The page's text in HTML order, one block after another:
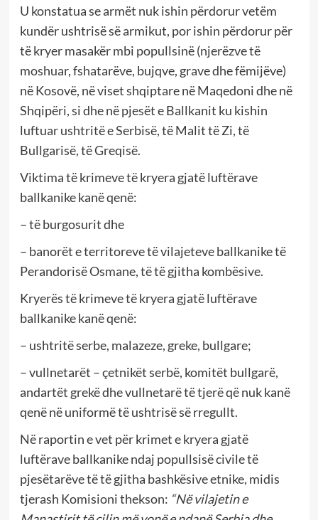
U konstatua se armët nuk ishin përdorur vetëm
kundër ushtrisë së armikut, por ishin përdorur për
të kryer masakër mbi popullsinë (njerëzve të
moshuar, fshatarëve, bujqve, grave dhe fëmijëve)
në Kosovë, në viset shqiptare në Maqedoni dhe në
Shqipëri, si dhe në pjesët e Ballkanit ku kishin
luftuar ushtritë e Serbisë, të Malit të Zi, të
Bullgarisë, të Greqisë.
Viktima të krimeve të kryera gjatë luftërave
ballkanike kanë qenë:
– të burgosurit dhe
– banorët e territoreve të vilajeteve ballkanike të
Perandorisë Osmane, të të gjitha kombësive.
Kryerës të krimeve të kryera gjatë luftërave
ballkanike kanë qenë:
– ushtritë serbe, malazeze, greke, bullgare;
– vullnetarët – çetnikët serbë, komitët bullgarë,
andartët grekë dhe vullnetarë të tjerë që nuk kanë
qenë në uniformë të ushtrisë së rregullt.
Në raportin e vet për krimet e kryera gjatë
luftërave ballkanike ndaj popullsisë civile të
pjesëtarëve të të gjitha bashkësive etnike, midis
tjerash Komisioni thekson: “Në vilajetin e